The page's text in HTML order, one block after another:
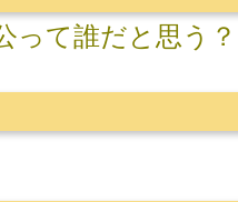
って誰だと思う？